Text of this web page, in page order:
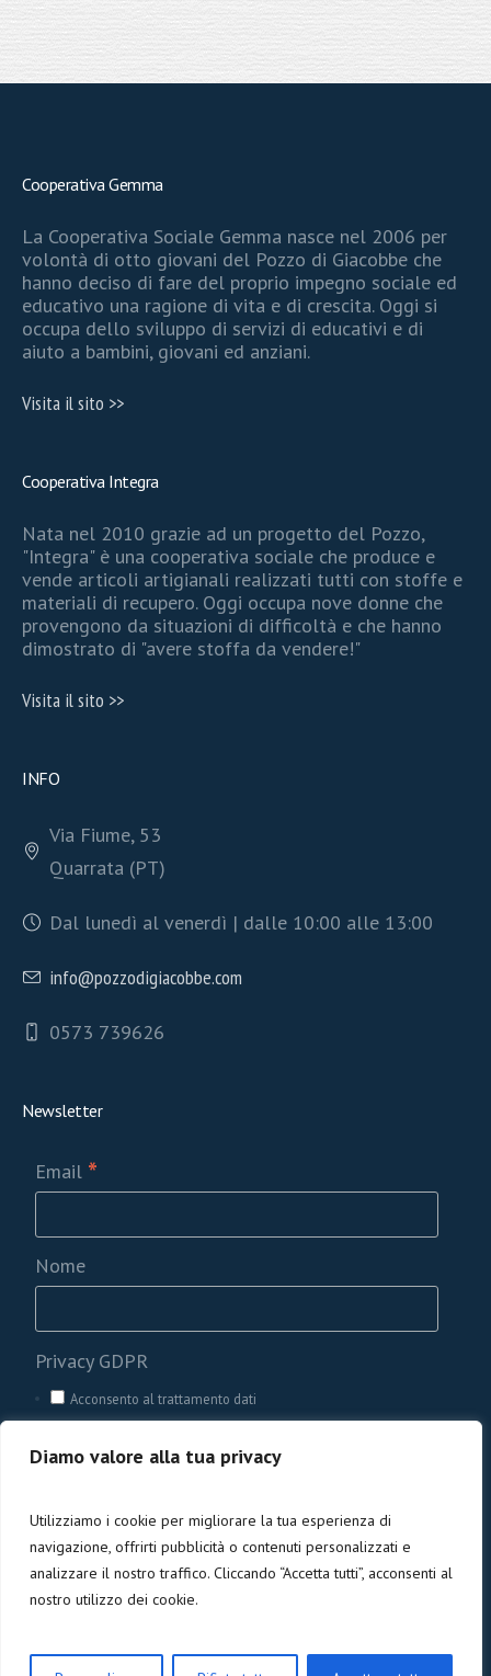
Diamo valore alla tua privacy
Utilizziamo i cookie per migliorare la tua esperienza di
navigazione, offrirti pubblicità o contenuti personalizzati e
analizzare il nostro traffico. Cliccando “Accetta tutti”, acconsenti al
nostro utilizzo dei cookie.
Cooperativa Gemma
La Cooperativa Sociale Gemma nasce nel 2006 per
volontà di otto giovani del Pozzo di Giacobbe che
hanno deciso di fare del proprio impegno sociale ed
educativo una ragione di vita e di crescita. Oggi si
occupa dello sviluppo di servizi di educativi e di
aiuto a bambini, giovani ed anziani.
Visita il sito >>
Cooperativa Integra
Nata nel 2010 grazie ad un progetto del Pozzo,
"Integra" è una cooperativa sociale che produce e
vende articoli artigianali realizzati tutti con stoffe e
materiali di recupero. Oggi occupa nove donne che
provengono da situazioni di difficoltà e che hanno
dimostrato di "avere stoffa da vendere!"
Visita il sito >>
INFO
Via Fiume, 53
Quarrata (PT)
Dal lunedì al venerdì | dalle 10:00 alle 13:00
info@pozzodigiacobbe.com
0573 739626
Newsletter
Email *
Nome
Privacy GDPR
Acconsento al trattamento dati